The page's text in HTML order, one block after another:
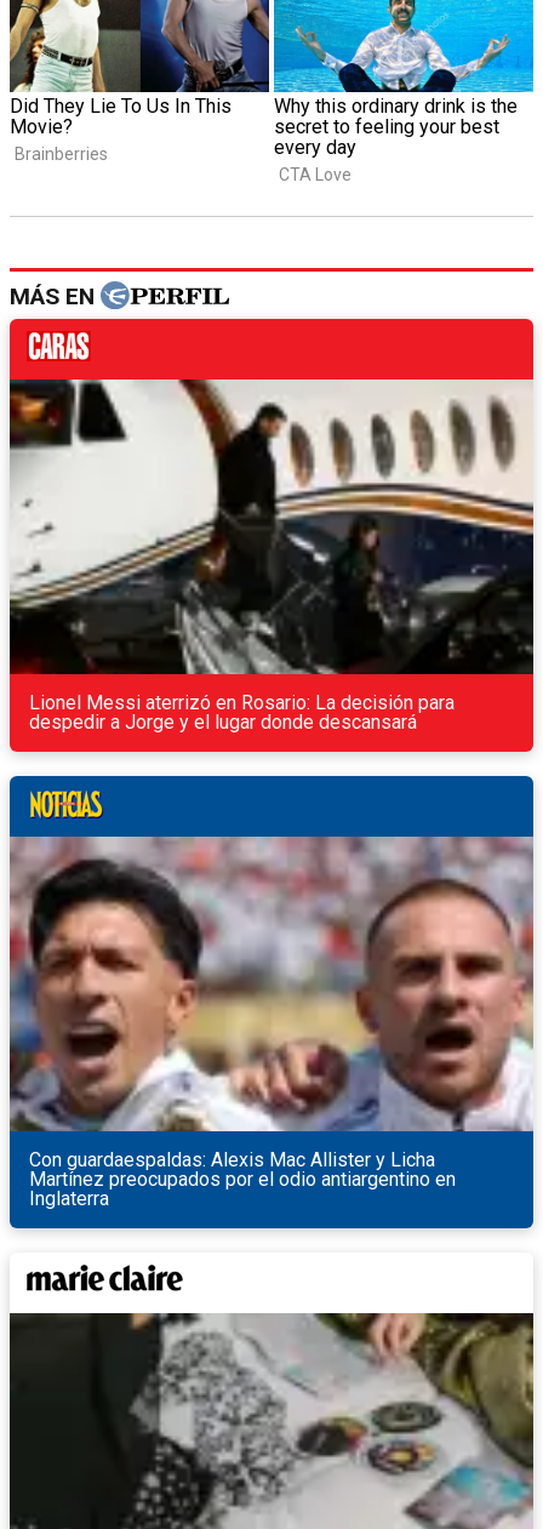
MÁS EN
Lionel Messi aterrizó en Rosario: La decisión para
despedir a Jorge y el lugar donde descansará
Con guardaespaldas: Alexis Mac Allister y Licha
Martínez preocupados por el odio antiargentino en
Inglaterra